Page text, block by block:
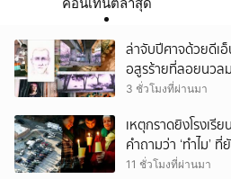
ล่าจับปีศาจด้วยดีเ
อสูรร้ายที่ลอยนวล
3 ชั่วโมงที่ผ่านมา
เหตุกราดยิงโรงเรี
คำถามว่า ‘ทำไม’
ทวงความรับผิดชอบ
11 ชั่วโมงที่ผ่านมา